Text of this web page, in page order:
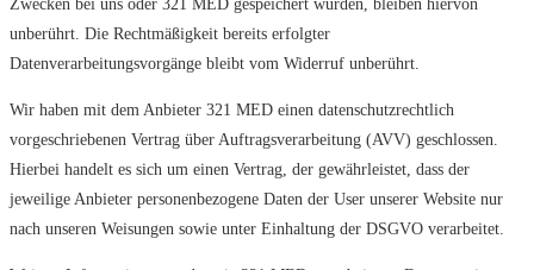
Zwecken bei uns oder 321 MED gespeichert wurden, bleiben hiervon
unberührt. Die Rechtmäßigkeit bereits erfolgter
Datenverarbeitungsvorgänge bleibt vom Widerruf unberührt.
Wir haben mit dem Anbieter 321 MED einen datenschutzrechtlich
vorgeschriebenen Vertrag über Auftragsverarbeitung (AVV) geschlossen.
Hierbei handelt es sich um einen Vertrag, der gewährleistet, dass der
jeweilige Anbieter personenbezogene Daten der User unserer Website nur
nach unseren Weisungen sowie unter Einhaltung der DSGVO verarbeitet.